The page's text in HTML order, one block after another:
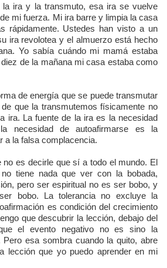
la ira y la transmuto, esa ira se vuelve
mi fuerza. Mi ira barre y limpia la casa
rápidamente. Ustedes han visto a un
ira revolotea y el almuerzo está hecho
Yo sabía cuándo mi mamá estaba
de la mañana mi casa estaba como
de energía que se puede transmutar
que la transmutemos físicamente no
ira. La fuente de la ira es la necesidad
necesidad de autoafirmarse es la
a la falsa complacencia.
no es decirle que sí a todo el mundo. El
no tiene nada que ver con la bobada,
pero ser espiritual no es ser bobo, y
bobo. La tolerancia no excluye la
es condición del crecimiento
que descubrir la lección, debajo del
el evento negativo no es sino la
Pero esa sombra cuando la quito, abre
lección que yo puedo aprender en mi